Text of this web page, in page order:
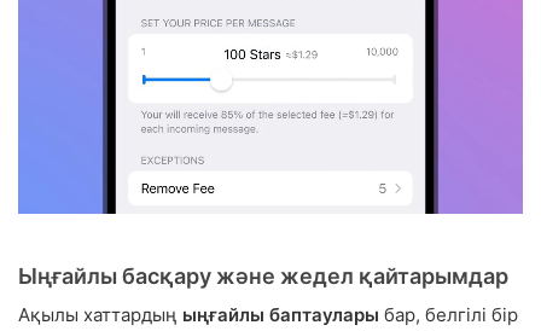
Ыңғайлы басқару және жедел қайтарымдар
Ақылы хаттардың ыңғайлы баптаулары бар, белгілі бір